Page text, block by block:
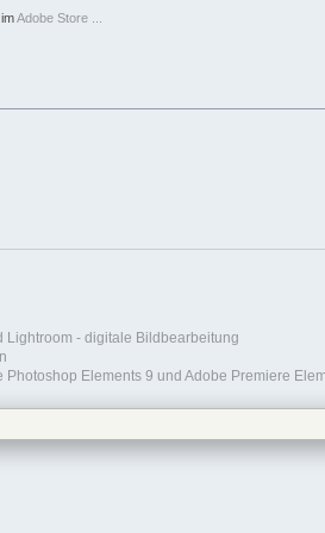
Adobe Store ...
Lightroom - digitale Bildbearbeitung
Photoshop Elements 9 und Adobe Premiere